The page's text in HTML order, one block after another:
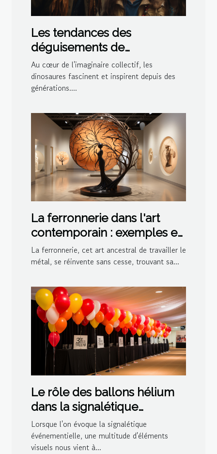
Les tendances des
déguisements de
dinosaures pour les fêtes à
thème en 2023
Au cœur de l'imaginaire collectif, les
dinosaures fascinent et inspirent depuis des
générations....
La ferronnerie dans l'art
contemporain : exemples et
inspirations
La ferronnerie, cet art ancestral de travailler le
métal, se réinvente sans cesse, trouvant sa...
Le rôle des ballons hélium
dans la signalétique
événementielle
Lorsque l'on évoque la signalétique
événementielle, une multitude d'éléments
visuels nous vient à...